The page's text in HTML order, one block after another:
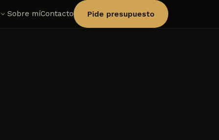
Sobre míContacto Pide presupuesto